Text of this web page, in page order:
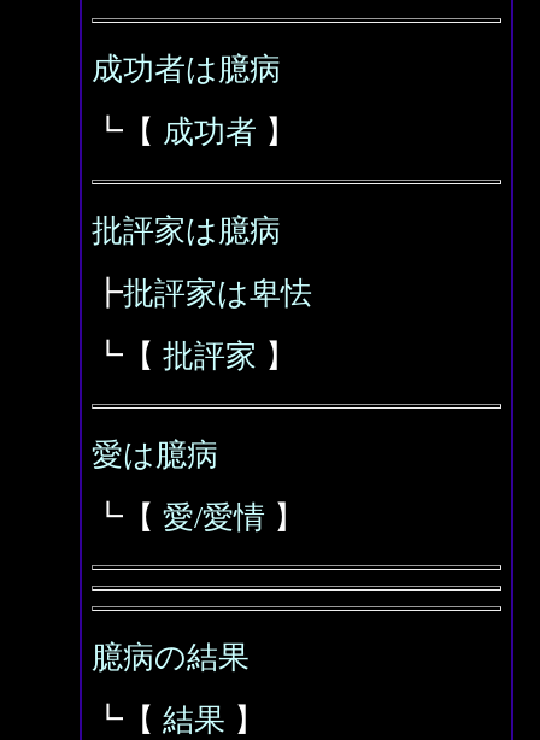
成功者は臆病
┗【 成功者 】
批評家は臆病
┣批評家は卑怯
┗【 批評家 】
愛は臆病
┗【 愛/愛情 】
臆病の結果
┗【 結果 】